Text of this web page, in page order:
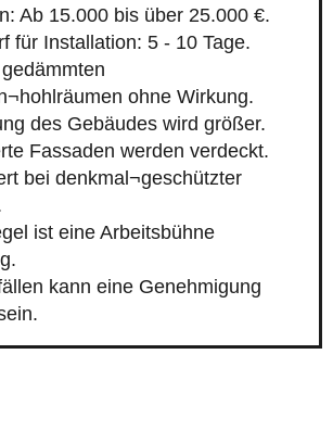
Ab 15.000 bis über 25.000 €.
für Installation: 5 - 10 Tage.
ohne Wirkung.
des Gebäudes wird größer.
Fassaden werden verdeckt.
bei denkmal¬geschützter
ist eine Arbeitsbühne
kann eine Genehmigung